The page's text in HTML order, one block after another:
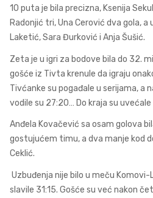
10 puta je bila precizna, Ksenija
Radonjić tri, Una Cerović dva gola, a
Laketić, Sara Đurković i Anja Šušić.
Zeta je u igri za bodove bila do 32.
gošće iz Tivta krenule da igraju
Tivćanke su pogađale u serijama, a
vodile su 27:20… Do kraja su
Anđela Kovačević sa osam golova
gostujućem timu, a dva manje kod
Ceklić.
Uzbuđenja nije bilo u meču Komovi-
slavile 31:15. Gošće su već nakon